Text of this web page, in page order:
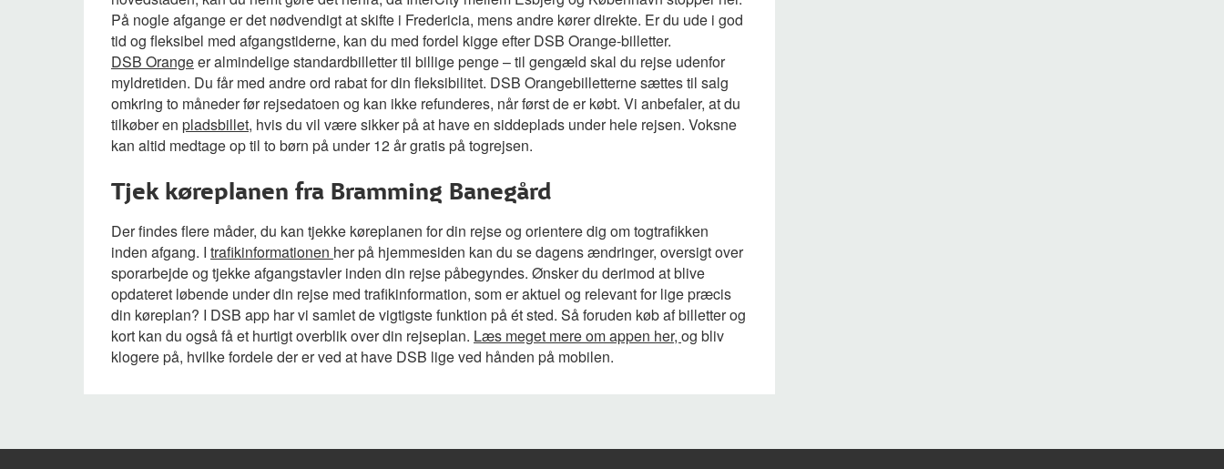
På nogle afgange er det nødvendigt at skifte i Fredericia, mens andre kører direkte. Er du ude i god
tid og fleksibel med afgangstiderne, kan du med fordel kigge efter DSB Orange-billetter.
DSB Orangeer almindelige standardbilletter til billige penge – til gengæld skal du rejse udenfor
myldretiden. Du får med andre ord rabat for din fleksibilitet. DSB Orangebilletterne sættes til salg
omkring to måneder før rejsedatoen og kan ikke refunderes, når først de er købt. Vi anbefaler, at du
tilkøber en pladsbillet, hvis du vil være sikker på at have en siddeplads under hele rejsen. Voksne
kan altid medtage op til to børn på under 12 år gratis på togrejsen.
Tjek køreplanen fra Bramming Banegård
Der findes flere måder, du kan tjekke køreplanen for din rejse og orientere dig om togtrafikken
inden afgang. I trafikinformationen her på hjemmesiden kan du se dagens ændringer, oversigt over
sporarbejde og tjekke afgangstavler inden din rejse påbegyndes. Ønsker du derimod at blive
opdateret løbende under din rejse med trafikinformation, som er aktuel og relevant for lige præcis
din køreplan? I DSB app har vi samlet de vigtigste funktion på ét sted. Så foruden køb af billetter og
kort kan du også få et hurtigt overblik over din rejseplan. Læs meget mere om appen her, og bliv
klogere på, hvilke fordele der er ved at have DSB lige ved hånden på mobilen.